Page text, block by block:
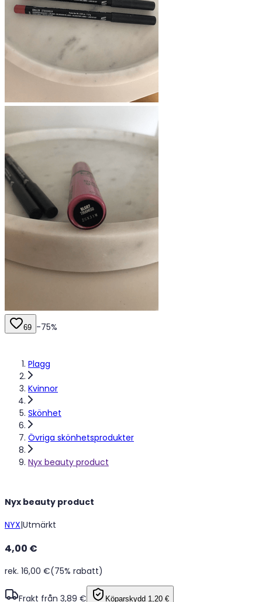
Plagg
Kvinnor
Skönhet
Övriga skönhetsprodukter
Nyx beauty product
69 -75%
Nyx beauty product
NYX|Utmärkt
4,00 €
rek. 16,00 €(75% rabatt)
Frakt från 3,89 € Köparskydd 1,20 €